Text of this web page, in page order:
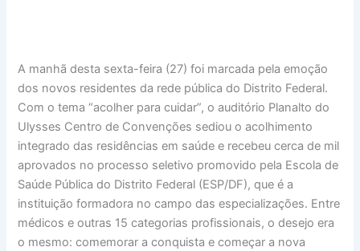
A manhã desta sexta-feira (27) foi marcada pela emoção
dos novos residentes da rede pública do Distrito Federal.
Com o tema “acolher para cuidar”, o auditório Planalto do
Ulysses Centro de Convenções sediou o acolhimento
integrado das residências em saúde e recebeu cerca de mil
aprovados no processo seletivo promovido pela Escola de
Saúde Pública do Distrito Federal (ESP/DF), que é a
instituição formadora no campo das especializações. Entre
médicos e outras 15 categorias profissionais, o desejo era
o mesmo: comemorar a conquista e começar a nova